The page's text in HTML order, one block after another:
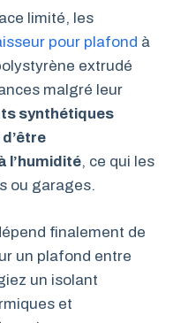
limité, les
pour plafond à
extrudé
malgré leur
synthétiques
l’humidité, ce qui les
ou garages.
finalement de
un plafond entre
un isolant
et